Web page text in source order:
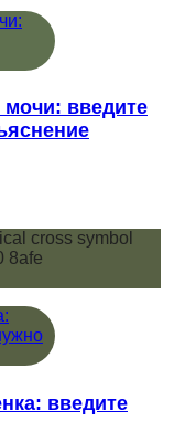
введите
введите